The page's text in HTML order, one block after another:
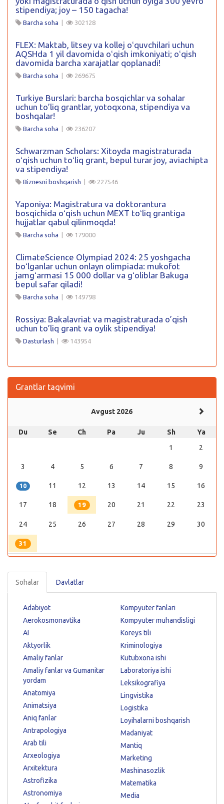
stipendiya; joy – 150 tagacha!
Barcha soha | 302128
FLEX: Maktab, litsey va kollej oʻquvchilari uchun
AQSHda 1 yil davomida oʻqish imkoniyati; oʻqish
davomida barcha xarajatlar qoplanadi!
Barcha soha | 269675
Turkiye Burslari: barcha bosqichlar va sohalar
uchun to’liq grantlar, yotoqxona, stipendiya va
boshqalar!
Barcha soha | 236207
Schwarzman Scholars: Xitoyda magistraturada
oʻqish uchun toʻliq grant, bepul turar joy, aviachipta
va stipendiya!
Biznesni boshqarish | 227546
Yaponiya: Magistratura va doktorantura
bosqichida oʻqish uchun MEXT toʻliq grantiga
hujjatlar qabul qilinmoqda!
Barcha soha | 179000
ClimateScience Olympiad 2024: 25 yoshgacha
boʻlganlar uchun onlayn olimpiada: mukofot
jamgʻarmasi 15 000 dollar va gʻoliblar Bakuga
bepul safar qiladi!
Barcha soha | 149798
Rossiya: Bakalavriat va magistraturada o’qish
uchun to’liq grant va oylik stipendiya!
Dasturlash | 143954
Grantlar taqvimi
Avgust 2026
Du Se Ch Pa Ju Sh
Ya
1
2
3 4 5 6 7 8 9
10 11 12 13 14 15 16
17 18 19 20 21 22 23
24 25 26 27 28 29 30
31
Sohalar Davlatlar
Adabiyot
Aerokosmonavtika
AI
Aktyorlik
Amaliy fanlar
Amaliy fanlar va Gumanitar
yordam
Anatomiya
Animatsiya
Aniq fanlar
Antrapologiya
Arab tili
Arxeologiya
Arxitektura
Astrofizika
Astronomiya
Kompyuter fanlari
Kompyuter muhandisligi
Koreys tili
Kriminologiya
Kutubxona ishi
Laboratoriya ishi
Leksikografiya
Lingvistika
Logistika
Loyihalarni boshqarish
Madaniyat
Mantiq
Marketing
Mashinasozlik
Matematika
Media